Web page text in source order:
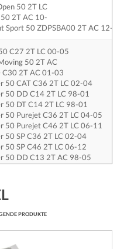
50 2T LC
2T AC 10-
Sport 50 ZDPSBA00 2T AC 12-
C27 2T LC 00-05
50 2T AC
C30 2T AC 01-03
50 CAT C36 2T LC 02-04
50 DD C14 2T LC 98-01
50 DT C14 2T LC 98-01
50 Purejet C36 2T LC 04-05
50 Purejet C46 2T LC 06-11
50 SP C36 2T LC 02-04
50 SP C46 2T LC 06-12
50 DD C13 2T AC 98-05
50 DT Naked C40 2T AC 08-09
C29 2T AC 07-09
TEC2T 2T AC 94-96
X 50 TEC2T 2T AC 98-00
PRODUKTE